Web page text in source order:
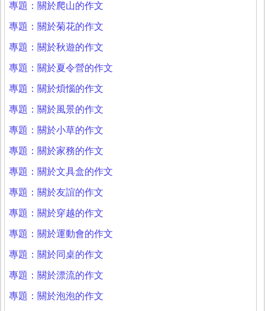
專題：關於爬山的作文
專題：關於菊花的作文
專題：關於秋遊的作文
專題：關於夏令營的作文
專題：關於煩惱的作文
專題：關於風景的作文
專題：關於小草的作文
專題：關於家務的作文
專題：關於文具盒的作文
專題：關於友誼的作文
專題：關於穿越的作文
專題：關於運動會的作文
專題：關於同桌的作文
專題：關於漂流的作文
專題：關於泡泡的作文